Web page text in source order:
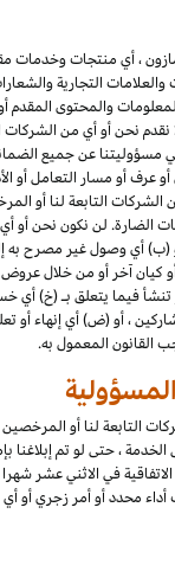
، أي منتجات وخدمات
التجارية
والمحتوى
نحن أو أي من الشركات
مسؤوليتنا عن جميع
عرف أو مسار التعامل أو
الشركات التابعة لنا أو
الضارة. لن نكون نحن أو
(ب) أي وصول غير مصرح
كيان آخر أو من خلال
فيما يتعلق بـ (خ) أي
القانون المعمول به.
التابعة لنا أو المرخصين
، حتى لو تم إبلاغنا
في الاثني عشر
محدد أو أمر زجري أو